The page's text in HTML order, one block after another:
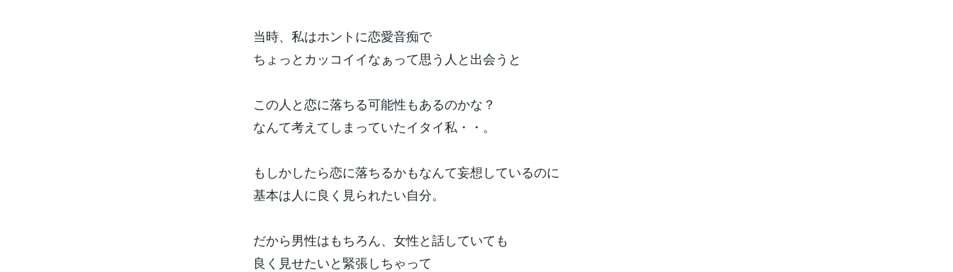
当時、私はホントに恋愛音痴で
ちょっとカッコイイなぁって思う人と出会うと
この人と恋に落ちる可能性もあるのかな？
なんて考えてしまっていたイタイ私・・。
もしかしたら恋に落ちるかもなんて妄想しているのに
基本は人に良く見られたい自分。
だから男性はもちろん、女性と話していても
良く見せたいと緊張しちゃって